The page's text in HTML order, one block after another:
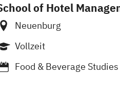
Swiss Hotel
of Hotel
Neuenburg
Vollzeit
Food & Beverage Studies